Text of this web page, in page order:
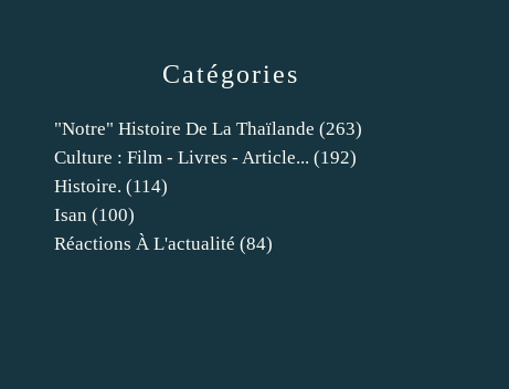
Catégories
"notre" Histoire De La Thaïlande (263)
Culture : Film - Livres - Article... (192)
Histoire. (114)
Isan (100)
Réactions À L'actualité (84)